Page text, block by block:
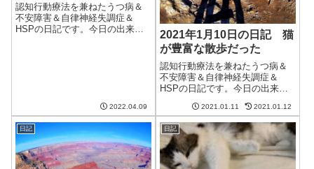
認知行動療法を兼ねたうつ病＆
不安障害＆自律神経失調症＆
HSPの日記です。今日の出来事
2022.04.09
2021年1月10日の日記 猫
が豊富な散歩だった
認知行動療法を兼ねたうつ病＆
不安障害＆自律神経失調症＆
HSPの日記です。今日の出来事
寒波の影響で寒い日。それほど
風がないので、日向にいると暖
かいが、日陰に入ると途端に寒
くなる。家のなかでは床暖房が
大活躍。猫もよく...
2021.01.11 2021.01.12
日記 日記